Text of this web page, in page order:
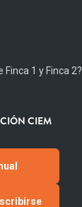
1 y Finca 2?
CIEM